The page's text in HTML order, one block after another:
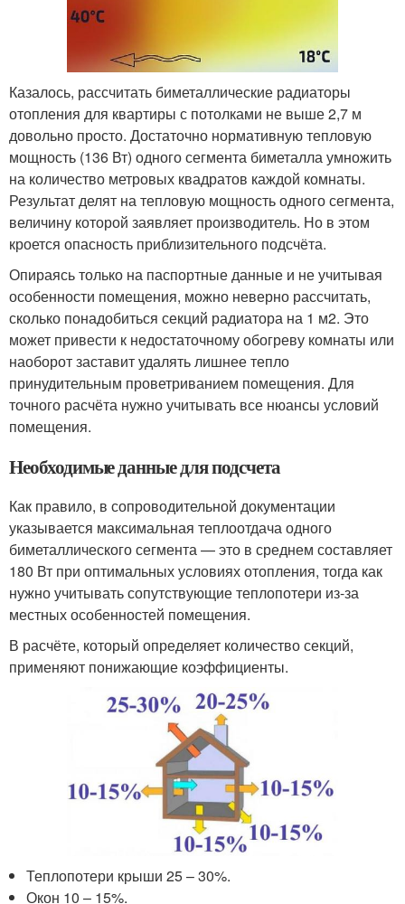
Казалось, рассчитать биметаллические радиаторы
отопления для квартиры с потолками не выше 2,7 м
довольно просто. Достаточно нормативную тепловую
мощность (136 Вт) одного сегмента биметалла умножить
на количество метровых квадратов каждой комнаты.
Результат делят на тепловую мощность одного сегмента,
величину которой заявляет производитель. Но в этом
кроется опасность приблизительного подсчёта.
Опираясь только на паспортные данные и не учитывая
особенности помещения, можно неверно рассчитать,
сколько понадобиться секций радиатора на 1 м2. Это
может привести к недостаточному обогреву комнаты или
наоборот заставит удалять лишнее тепло
принудительным проветриванием помещения. Для
точного расчёта нужно учитывать все нюансы условий
помещения.
Необходимые данные для подсчета
Как правило, в сопроводительной документации
указывается максимальная теплоотдача одного
биметаллического сегмента — это в среднем составляет
180 Вт при оптимальных условиях отопления, тогда как
нужно учитывать сопутствующие теплопотери из-за
местных особенностей помещения.
В расчёте, который определяет количество секций,
применяют понижающие коэффициенты.
Теплопотери крыши 25 – 30%.
Окон 10 – 15%.